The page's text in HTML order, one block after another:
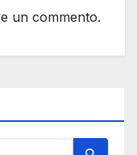
un commento.